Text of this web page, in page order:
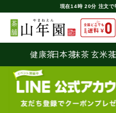
現在14時 20分 注文で
健康茶日本茶抹茶 玄米茶